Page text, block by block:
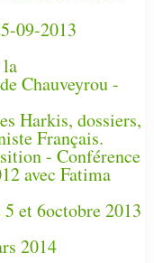
09-2013
Chauveyrou -
Harkis, dossiers,
Français.
- Conférence
avec Fatima
et 6octobre 2013
2014